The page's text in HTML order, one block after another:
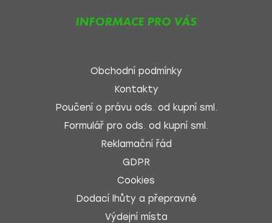
INFORMACE PRO VÁS
Obchodní podmínky
Kontakty
Poučení o právu ods. od kupní sml.
Formulář pro ods. od kupní sml.
Reklamační řád
GDPR
Cookies
Dodací lhůty a přepravné
Výdejní místa